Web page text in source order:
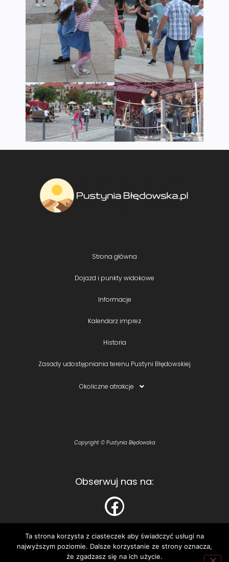
Strona główna
Dojazd i punkty widokowe
Informacje
Kalendarz imprez
Historia
Zasady udostępniania terenu Pustyni Błędowskiej
Okoliczne atrakcje
Copyright © Pustynia Błędowska
Obserwuj nas na:
Polecamy:
Ta strona korzysta z ciasteczek aby świadczyć usługi na
najwyższym poziomie. Dalsze korzystanie ze strony oznacza,
że zgadzasz się na ich użycie.